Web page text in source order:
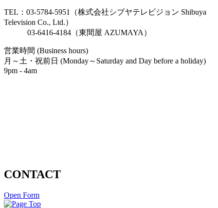
TEL：03-5784-5951（株式会社シブヤテレビジョン Shibuya
Television Co., Ltd.）
03-6416-4184（東間屋 AZUMAYA）
営業時間 (Business hours)
月～土・祝前日 (Monday～Saturday and Day before a holiday)
9pm - 4am
CONTACT
Open Form